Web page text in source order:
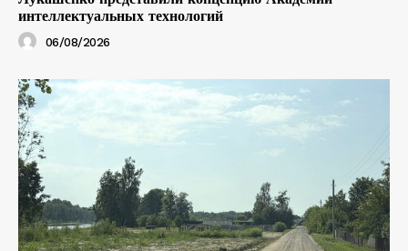
интеллектуальных технологий
06/08/2026